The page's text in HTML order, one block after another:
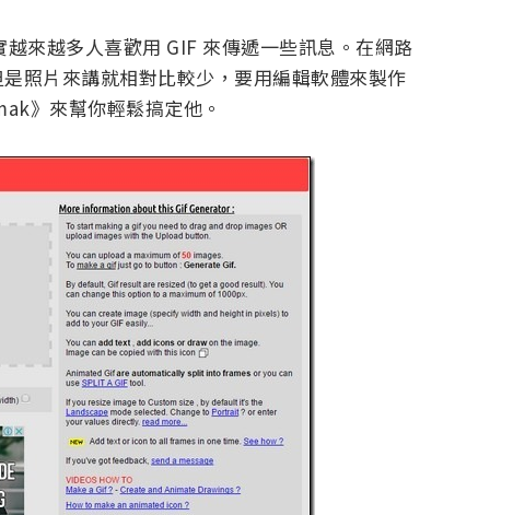
來越多人喜歡用 GIF 來傳遞一些訊息。在網路
照片來講就相對比較少，要用編輯軟體來製作
》來幫你輕鬆搞定他。